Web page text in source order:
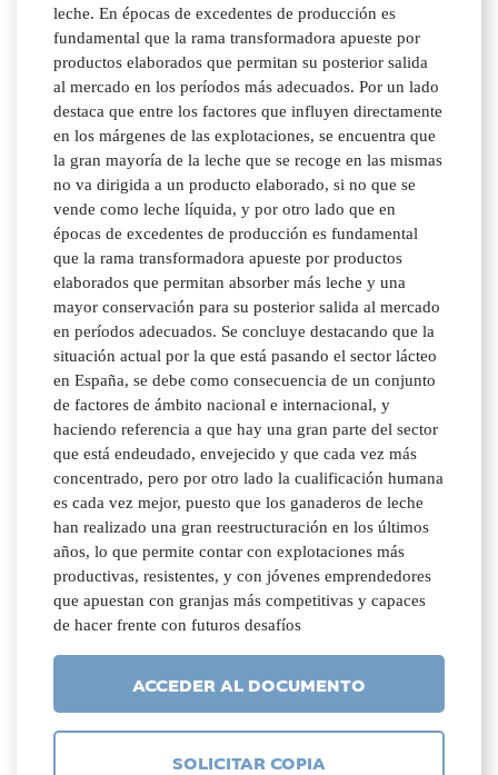
leche. En épocas de excedentes de producción es
fundamental que la rama transformadora apueste por
productos elaborados que permitan su posterior salida
al mercado en los períodos más adecuados. Por un lado
destaca que entre los factores que influyen directamente
en los márgenes de las explotaciones, se encuentra que
la gran mayoría de la leche que se recoge en las mismas
no va dirigida a un producto elaborado, si no que se
vende como leche líquida, y por otro lado que en
épocas de excedentes de producción es fundamental
que la rama transformadora apueste por productos
elaborados que permitan absorber más leche y una
mayor conservación para su posterior salida al mercado
en períodos adecuados. Se concluye destacando que la
situación actual por la que está pasando el sector lácteo
en España, se debe como consecuencia de un conjunto
de factores de ámbito nacional e internacional, y
haciendo referencia a que hay una gran parte del sector
que está endeudado, envejecido y que cada vez más
concentrado, pero por otro lado la cualificación humana
es cada vez mejor, puesto que los ganaderos de leche
han realizado una gran reestructuración en los últimos
años, lo que permite contar con explotaciones más
productivas, resistentes, y con jóvenes emprendedores
que apuestan con granjas más competitivas y capaces
de hacer frente con futuros desafíos
ACCEDER AL DOCUMENTO
SOLICITAR COPIA